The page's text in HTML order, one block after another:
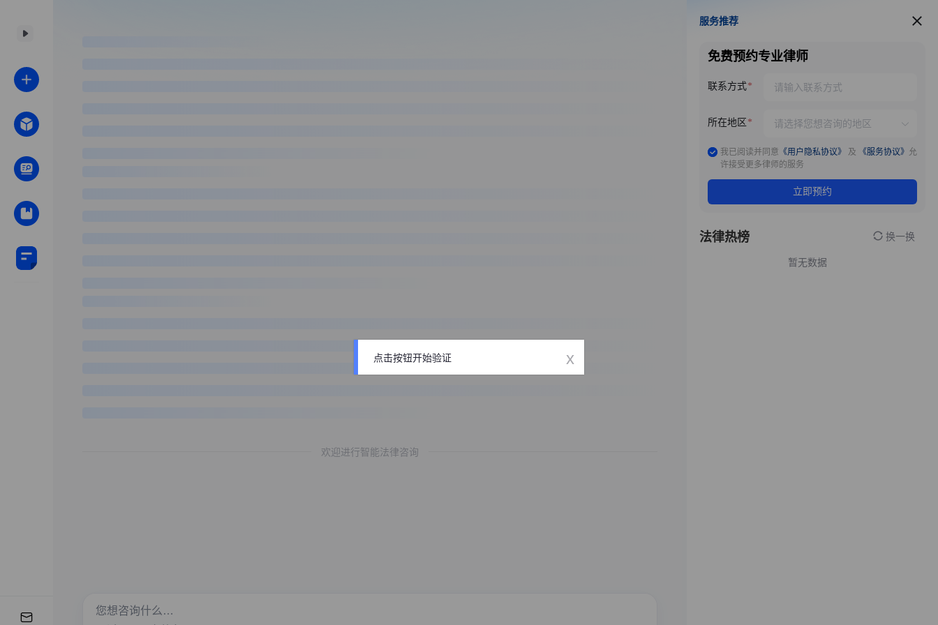
欢迎进行智能法律咨询
服务推荐
服务推荐
免费预约专业律师
联系方式
所在地区
我已阅读并同意 《用户隐私协议》 及 《服务协议》 允
许接受更多律师的服务
立即预约
法律热榜 换一换
暂无数据
点击按钮开始验证 x